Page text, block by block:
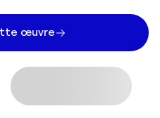
œuvre